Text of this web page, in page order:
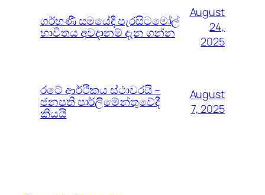
ගර්භණී සමයේදී පැරසිටමෝල්
භාවිතය අවදානම් දැන ගන්න
August
24,
2025
රටේ ආර්ථිකය ස්ථාවරයි –
ජනපති පාර්ලිමේන්තුවේදී
කියයි
August
7, 2025